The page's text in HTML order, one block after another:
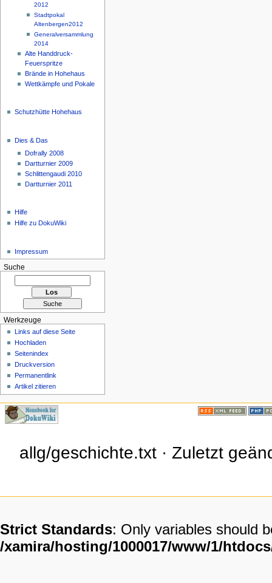
2012
Stadtpokal
Altenbergen2012
Generalversammlung
2014
Alte Handdruck-
Feuerspritze
Brände in Hohehaus
Wettkämpfe und Pokale
Schutzhütte Hohehaus
Dies & Das
Dofrally 2008
Dartturnier 2009
Schlittengaudi 2010
Dartturnier 2011
Hilfe
Hilfe zu DokuWiki
Impressum
Suche
Werkzeuge
Links auf diese Seite
Hochladen
Seitenindex
Druckversion
Permanentlink
Artikel zitieren
allg/geschichte.txt · Zuletzt
Strict Standards: Only variables should
/xamira/hosting/1000017/www/1/